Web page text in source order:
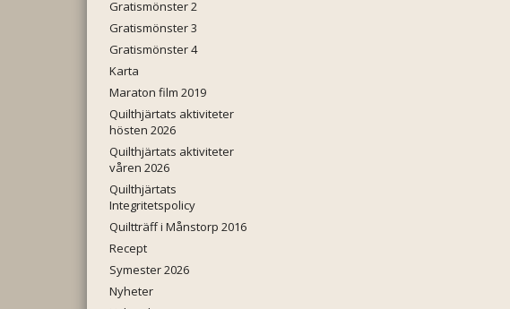
Gratismönster 2
Gratismönster 3
Gratismönster 4
Karta
Maraton film 2019
Quilthjärtats aktiviteter
hösten 2026
Quilthjärtats aktiviteter
våren 2026
Quilthjärtats
Integritetspolicy
Quiltträff i Månstorp 2016
Recept
Symester 2026
Nyheter